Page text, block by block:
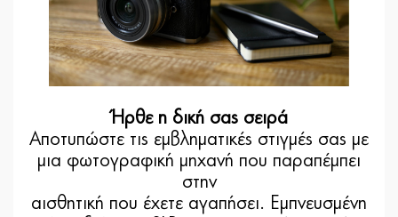
Ήρθε η δική σας σειρά
Αποτυπώστε τις εμβληματικές στιγμές σας με
μια φωτογραφική μηχανή που παραπέμπει
στην
αισθητική που έχετε αγαπήσει. Εμπνευσμένη